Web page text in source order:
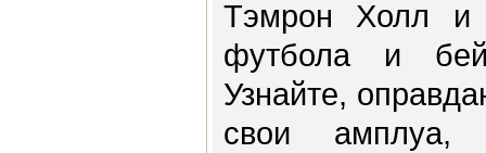
Тэмрон Холл и
футбола и
Узнайте,
свои амплуа,